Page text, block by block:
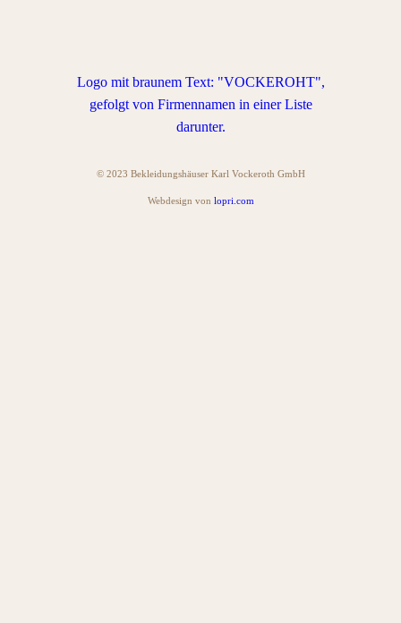
© 2023 Bekleidungshäuser Karl Vockeroth GmbH
Webdesign von lopri.com